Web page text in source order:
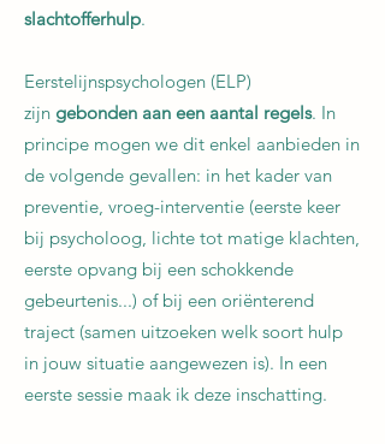
slachtofferhulp.
Eerstelijnspsychologen (ELP)
zijn gebonden aan een aantal regels. In
principe mogen we dit enkel aanbieden in
de volgende gevallen: in het kader van
preventie, vroeg-interventie (eerste keer
bij psycholoog, lichte tot matige klachten,
eerste opvang bij een schokkende
gebeurtenis...) of bij een oriënterend
traject (samen uitzoeken welk soort hulp
in jouw situatie aangewezen is). In een
eerste sessie maak ik deze inschatting.